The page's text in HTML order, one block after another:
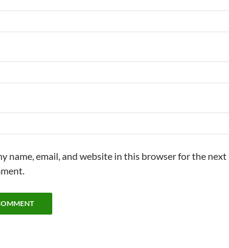
name, email, and website in this browser for the next